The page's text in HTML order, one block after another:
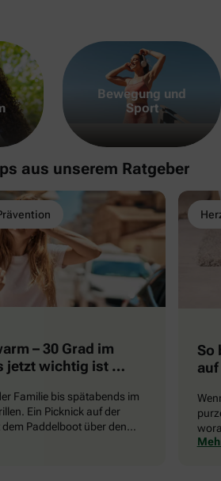
Bewegung und
Sport
aus unserem Ratgeber
– 30 Grad im
jetzt wichtig ist …
Familie bis spätabends im
Ein Picknick auf der
Paddelboot über den
Radtour durch die blühende
So
die